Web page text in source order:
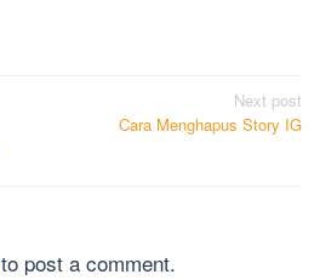
Next post
Cara Menghapus Story IG
to post a comment.